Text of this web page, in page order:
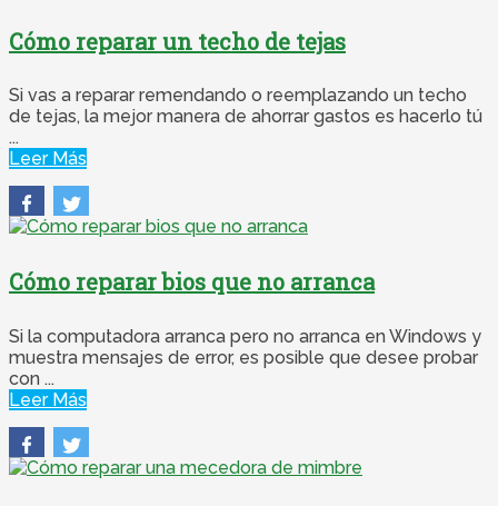
Cómo reparar un techo de tejas
Si vas a reparar remendando o reemplazando un techo
de tejas, la mejor manera de ahorrar gastos es hacerlo tú
...
Leer Más
Cómo reparar bios que no arranca
Si la computadora arranca pero no arranca en Windows y
muestra mensajes de error, es posible que desee probar
con ...
Leer Más